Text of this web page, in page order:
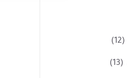
(12)
(13)